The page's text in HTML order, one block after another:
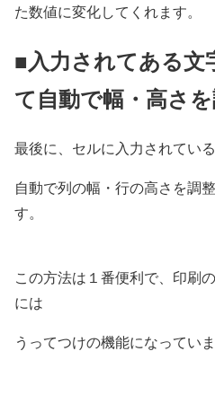
た数値に変化してくれます。
■入力されてある文
て自動で幅・高さ
最後に、セルに入力されてい
自動で列の幅・行の高さを調
す。
この方法は１番便利で、印刷
には
うってつけの機能になっていま